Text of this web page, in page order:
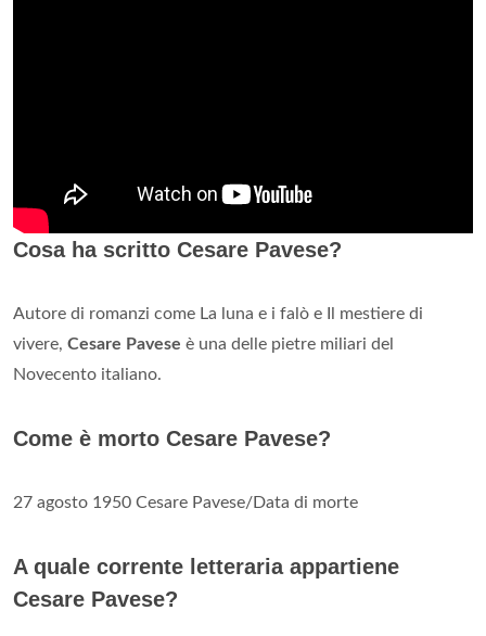
Cosa ha scritto Cesare Pavese?
Autore di romanzi come La luna e i falò e Il mestiere di
vivere, Cesare Pavese è una delle pietre miliari del
Novecento italiano.
Come è morto Cesare Pavese?
27 agosto 1950 Cesare Pavese/Data di morte
A quale corrente letteraria appartiene
Cesare Pavese?